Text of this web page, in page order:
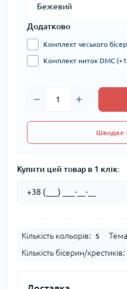
Додатково
Комплект чеського
Комплект ниток DMC
Швидке
Купити цей товар в 1 клік:
Кількість кольорів: 5
Кількість бісерин/хрестиків: